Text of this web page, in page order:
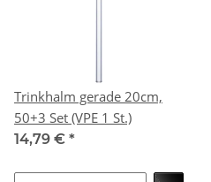
Trinkhalm gerade 20cm,
50+3 Set (VPE 1 St.)
14,79 € *